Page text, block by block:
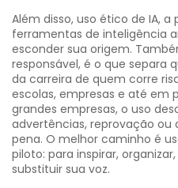
Além disso, uso ético de IA, a
ferramentas de inteligência
esconder sua origem.
responsável, é o que separa
da carreira de quem corre
escolas, empresas e até em
grandes empresas, o uso
advertências, reprovação ou
pena. O melhor caminho é
piloto: para inspirar,
substituir sua voz.